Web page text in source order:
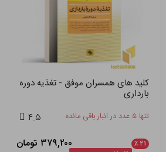
کلید های همسران موفق - تغذیه دوره
بارداری
تنها ۵ عدد در انبار باقی مانده ۴.۵
۲۱ ٪
۳۷۹,۲۰۰ تومان